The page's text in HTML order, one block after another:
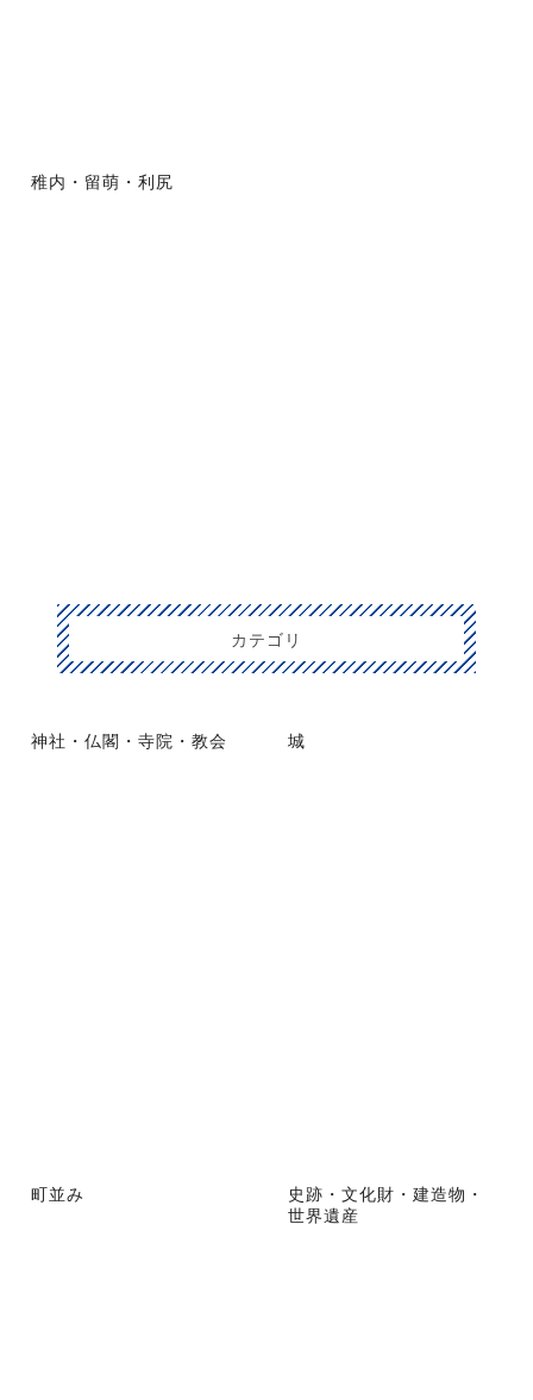
稚内・留萌・利尻
カテゴリ
神社・仏閣・寺院・教会 城
町並み
史跡・文化財・建造物・
世界遺産